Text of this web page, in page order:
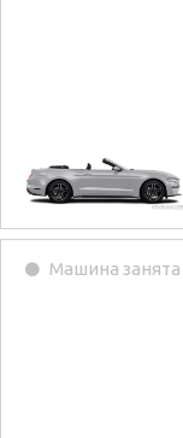
Машина занята